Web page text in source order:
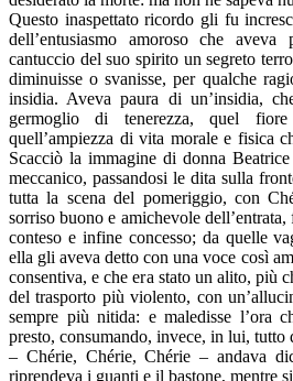
Questo inaspettato ricordo gli fu
dell’entusiasmo amoroso che
cantuccio del suo spirito un segreto
diminuisse o svanisse, per qualche
insidia. Aveva paura di un’insidia,
germoglio di tenerezza, quel
quell’ampiezza di vita morale e fisica
Scacciò la immagine di donna
meccanico, passandosi le dita sulla
tutta la scena del pomeriggio, con
sorriso buono e amichevole
conteso e infine concesso; da quelle
ella gli aveva detto con una voce così
consentiva, e che era stato un alito, più
del trasporto più violento, con
sempre più nitida: e maledisse l’ora
presto, consumando, invece, in lui, tutto
– Chérie, Chérie, Chérie – andava
riprendeva i guanti e il bastone, mentre